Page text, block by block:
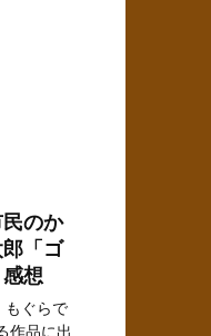
のか
「ゴ
想
もぐらで
作品に出